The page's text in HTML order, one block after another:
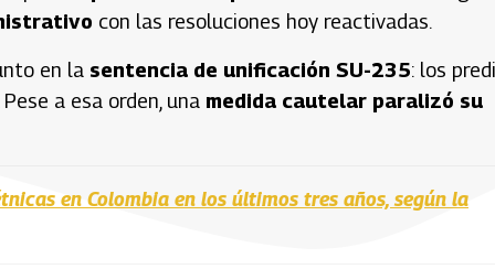
con las resoluciones hoy reactivadas.
en la sentencia de unificación SU-235: los
Pese a esa orden, una medida cautelar paralizó su
en Colombia en los últimos tres años, según la